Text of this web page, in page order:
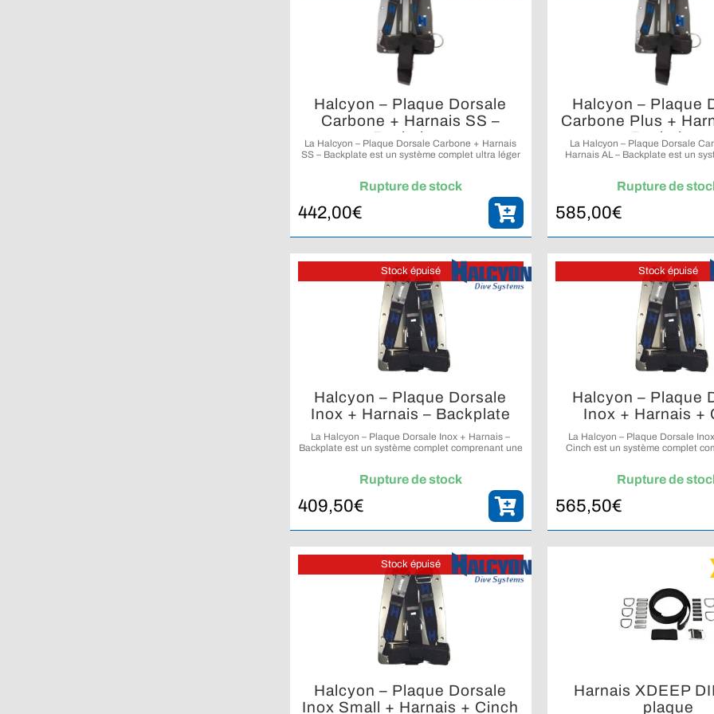
Halcyon – Plaque Dorsale
Carbone + Harnais SS –
Backplate
La Halcyon – Plaque Dorsale Carbone + Harnais
SS – Backplate est un système complet ultra léger
acier inoxydable.
Rupture de stock
442,00€
Halcyon – Plaque
Carbone Plus +
Backplate
La Halcyon – Plaque Dorsale
Harnais AL – Backplate est un
en aluminium.
Rupture de
585,00€
Stock épuisé
Halcyon – Plaque Dorsale
Inox + Harnais – Backplate
La Halcyon – Plaque Dorsale Inox + Harnais –
Backplate est un système complet comprenant une
Rupture de stock
409,50€
Stock épuisé
Halcyon – Plaque
Inox + Harnais +
La Halcyon – Plaque Dorsale
Cinch est un système complet
Cinch.
Rupture de
565,50€
Stock épuisé
Halcyon – Plaque Dorsale
Inox Small + Harnais + Cinch
Harnais XDEEP
plaque